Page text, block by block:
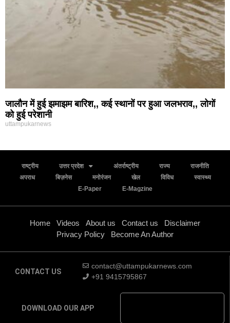
जालौन में हुई झमाझम बारिश,, कई स्थानों पर हुआ जलभराव,, लोगों
को हुई परेशानी
uttampukarnews
राष्ट्रीय उत्तर प्रदेश अंतर्राष्ट्रीय राज्य
राजनीति
अपराध
बिज़नेस मनोरंजन खेल विविध
स्वास्थ्य
E-Paper
E-Magzine
Home Videos About us Contact us
Disclaimer
Privacy Policy
Become An Author
CONTACT US
contact@uttampukarnews.com
+91 9415795867
DOWNLOAD OUR APP